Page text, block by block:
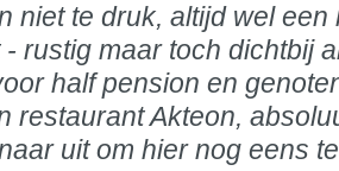
niet te druk, altijd wel
rustig maar toch dichtbij
half pension en
restaurant Akteon,
uit om hier nog eens